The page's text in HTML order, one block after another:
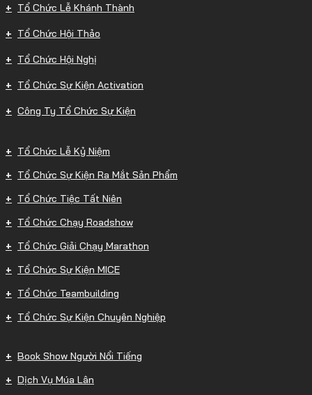
Tổ Chức Lễ Khánh Thành
Tổ Chức Hội Thảo
Tổ Chức Hội Nghị
Tổ Chức Sự Kiện Activation
Công Ty Tổ Chức Sự Kiện
Tổ Chức Lễ Kỷ Niệm
Tổ Chức Sự Kiện Ra Mắt Sản Phẩm
Tổ Chức Tiệc Tất Niên
Tổ Chức Chạy Roadshow
Tổ Chức Giải Chạy Marathon
Tổ Chức Sự Kiện MICE
Tổ Chức Teambuilding
Tổ Chức Sự Kiện Chuyên Nghiệp
Book Show Người Nổi Tiếng
Dịch Vụ Múa Lân